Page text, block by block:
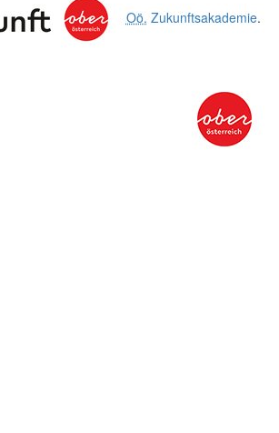
Oö. Zukunftsakademie.